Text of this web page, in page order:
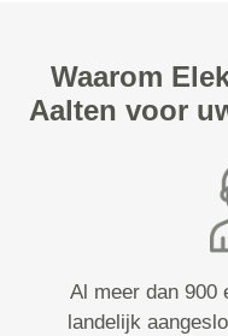
Waarom
Aalten voor
Al meer dan 900
landelijk